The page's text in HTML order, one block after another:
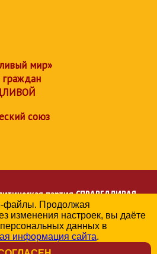
мир»
союз
партияСПРАВЕДЛИВАЯ
РОССИЯ
партии в Чувашской Республике
© 2006-2026
персональных данных
файлы. Продолжая
изменения настроек, вы даёте
данных в
информация сайта.